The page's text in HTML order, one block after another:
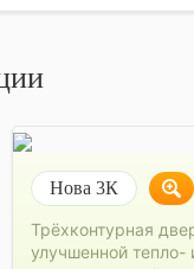
Нова 3К
Трёхконтурная
улучшенной тепло-